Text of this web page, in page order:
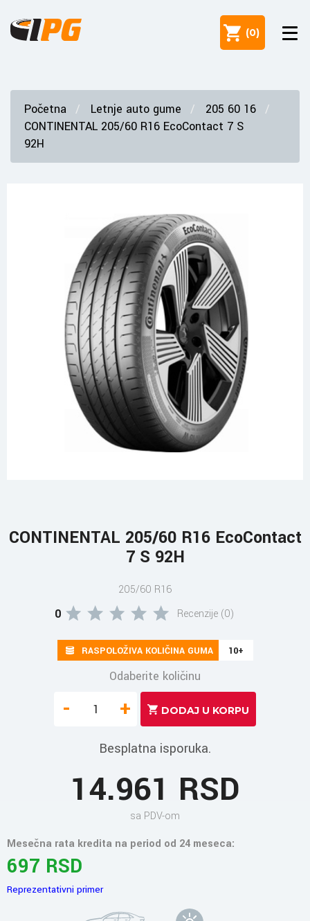
(0)
Početna Letnje auto gume
205 60 16
CONTINENTAL 205/60 R16 EcoContact 7 S
92H
CONTINENTAL 205/60 R16 EcoContact
7 S 92H
205/60 R16
0 Recenzije (0)
RASPOLOŽIVA KOLIČINA GUMA 10+
Odaberite količinu
- +
Besplatna isporuka.
14.961 RSD
sa PDV-om
Mesečna rata kredita na period od 24 meseca:
697 RSD
Reprezentativni primer